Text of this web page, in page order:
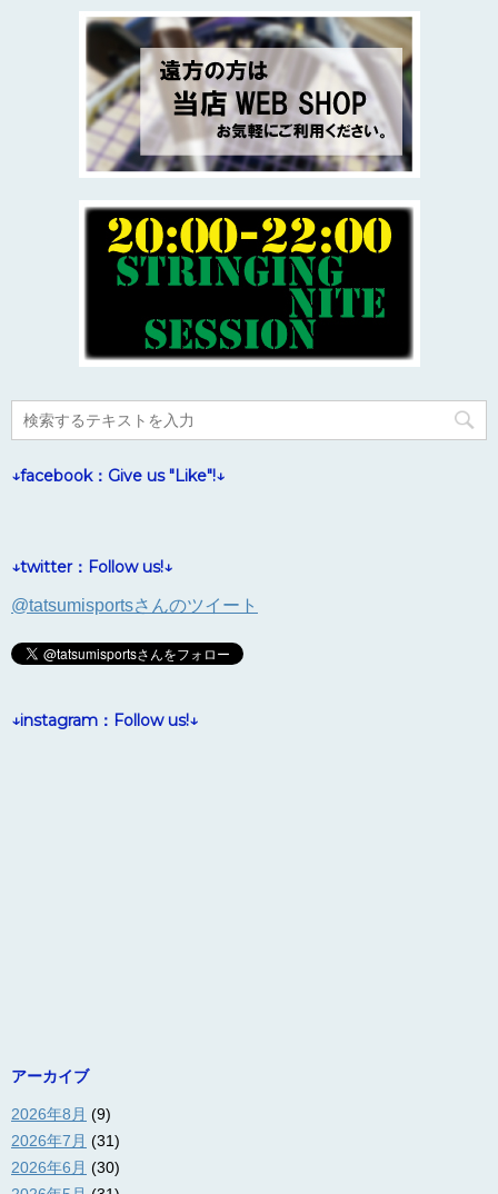
↓facebook：Give us "Like"!↓
↓twitter：Follow us!↓
@tatsumisportsさんのツイート
↓instagram：Follow us!↓
アーカイブ
2026年8月 (9)
2026年7月 (31)
2026年6月 (30)